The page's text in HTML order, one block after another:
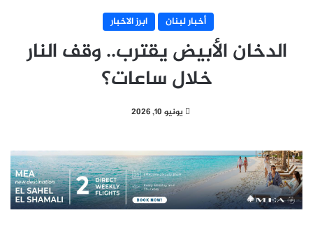
أخبار لبنان
ابرز الاخبار
الدخان الأبيض يقترب.. وقف النار
خلال ساعات؟
يونيو 10, 2026